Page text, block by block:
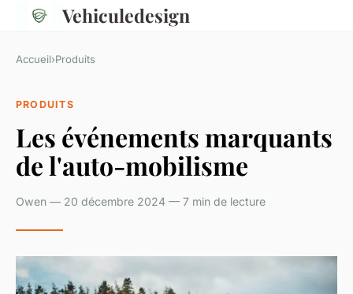
Vehiculedesign
Accueil›Produits
PRODUITS
Les événements marquants
de l'auto-mobilisme
Owen — 20 décembre 2024 — 7 min de lecture